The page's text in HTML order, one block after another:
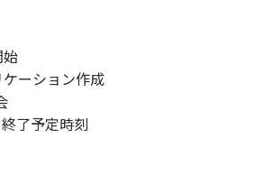
ーション作成
予定時刻